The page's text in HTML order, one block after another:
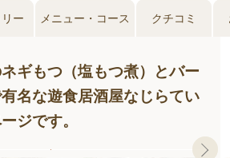
ー メニュー・コース クチコミ
ギもつ（塩もつ煮）とバー
名な遊食居酒屋なじらてい
ジです。